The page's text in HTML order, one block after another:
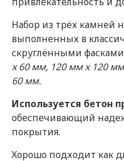
Набор из трёх камней
выполненных в
скруглёнными
x 60 мм, 120 мм x 120
60 мм.
Используется бетон
обеспечивающий
покрытия.
Хорошо подходит как